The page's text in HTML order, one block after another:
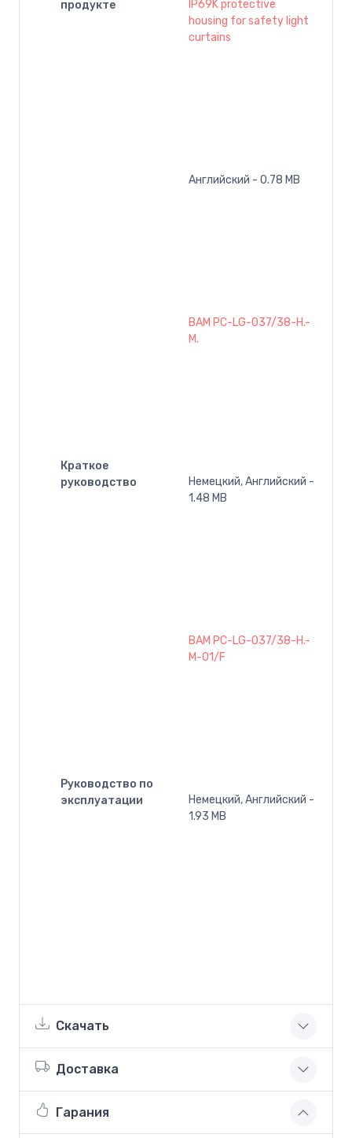
продукте
IP69K protective
housing for safety light
curtains
Английский - 0.78 MB
Краткое
руководство
BAM PC-LG-037/38-H.-
M.
Немецкий, Английский -
1.48 MB
Руководство по
эксплуатации
BAM PC-LG-037/38-H.-
M-01/F
Немецкий, Английский -
1.93 MB
Скачать
Доставка
Гарания